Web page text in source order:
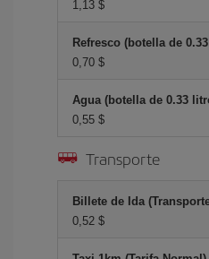
1,13 $
Refresco (botella de
0,70 $
Agua (botella de 0.33
0,55 $
Transporte
Billete de Ida
0,52 $